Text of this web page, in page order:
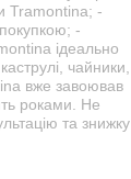
Tramontina; -
-
ідеально
чайники,
вже завоював
роками. Не
та знижку